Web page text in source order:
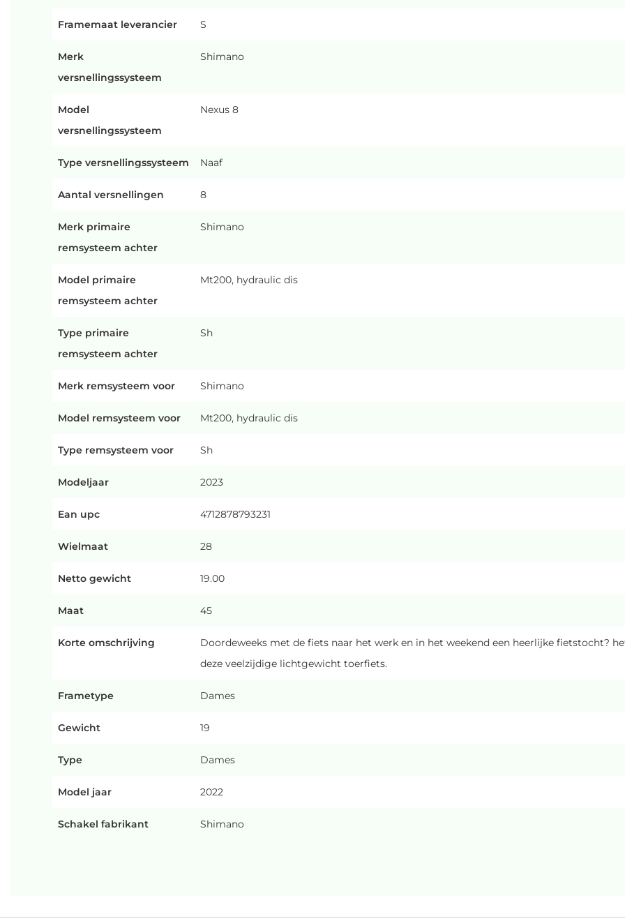
Framemaat leverancier S
Merk
versnellingssysteem
Shimano
Model
versnellingssysteem
Nexus 8
Type versnellingssysteem Naaf
Aantal versnellingen 8
Merk primaire
remsysteem achter
Shimano
Model primaire
remsysteem achter
Mt200, hydraulic dis
Type primaire
remsysteem achter
Sh
Merk remsysteem voor Shimano
Model remsysteem voor Mt200, hydraulic dis
Type remsysteem voor Sh
Modeljaar 2023
Ean upc 4712878793231
Wielmaat 28
Netto gewicht 19.00
Maat 45
Korte omschrijving
Doordeweeks met de fiets naar het werk en in het weekend een heerlijke fietstocht?
deze veelzijdige lichtgewicht toerfiets.
Frametype Dames
Gewicht 19
Type Dames
Model jaar 2022
Schakel fabrikant Shimano